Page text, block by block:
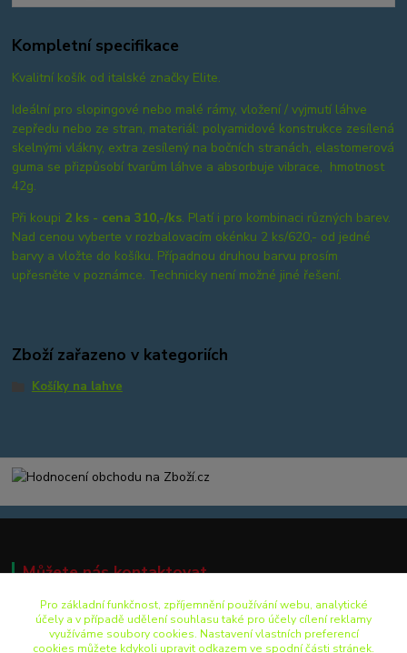
Kompletní specifikace
Kvalitní košík od italské značky Elite.
Ideální pro slopingové nebo malé rámy, vložení / vyjmutí láhve
zepředu nebo ze stran, materiál: polyamidové konstrukce zesílená
skelnými vlákny, extra zesílený na bočních stranách, elastomerová
guma se přizpůsobí tvarům láhve a absorbuje vibrace, hmotnost
42g.
Při koupi 2 ks - cena 310,-/ks. Platí i pro kombinaci různých barev.
Nad cenou vyberte v rozbalovacím okénku 2 ks/620,- od jedné
barvy a vložte do košíku. Případnou druhou barvu prosím
upřesněte v poznámce. Technicky není možné jiné řešení.
Zboží zařazeno v kategoriích
Košíky na lahve
Můžete nás kontaktovat ...
+420 499 892 242
Pro základní funkčnost, zpříjemnění používání webu, analytické
účely a v případě udělení souhlasu také pro účely cílení reklamy
využíváme soubory cookies. Nastavení vlastních preferencí
cookies můžete kdykoli upravit odkazem ve spodní části stránek.